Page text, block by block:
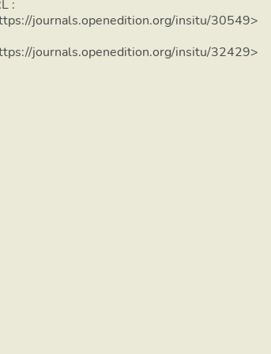
ainsi que les missions du service de l
n'aurait pas été possible sans la
: proviseur, intendant, enseignants ; l'efficacité
de la gestion financière de ce dossier,
du Patrimoine culturel.
avec l'étude de 8 établissements : lycées
(Valence, 26), Pierre-du-Terrail
2005. La restitution consiste en la livraison
:
journals.openedition.org/insitu/30549>
journals.openedition.org/insitu/32429>